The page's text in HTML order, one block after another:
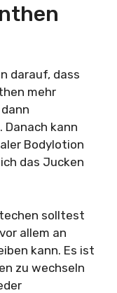
darauf, dass
mehr
kann
Bodylotion
das Jucken
solltest
allem an
kann. Es ist
zu wechseln